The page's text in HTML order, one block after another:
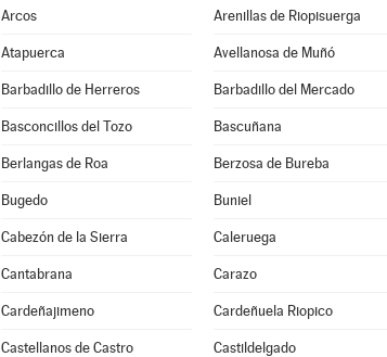
Arcos Arenillas de Riopisuerga
Atapuerca Avellanosa de Muñó
Barbadillo de Herreros Barbadillo del Mercado
Basconcillos del Tozo Bascuñana
Berlangas de Roa Berzosa de Bureba
Bugedo Buniel
Cabezón de la Sierra Caleruega
Cantabrana Carazo
Cardeñajimeno Cardeñuela Riopico
Castellanos de Castro Castildelgado